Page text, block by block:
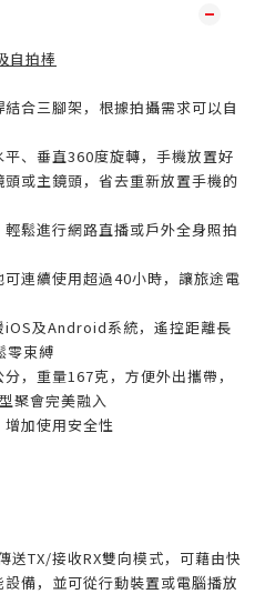
自拍棒
合三腳架，根據拍攝需求可以自
、垂直360度旋轉，手機放置好
或主鏡頭，省去重新放置手機的
鬆進行網路直播或戶外全身照拍
連續使用超過40小時，讓旅途電
iOS及Android系統，遙控距離長
零束縛
，重量167克，方便外出攜帶，
聚會完美融入
加使用安全性
送TX/接收RX雙向模式，可藉由快
備，並可從行動裝置或電腦播放